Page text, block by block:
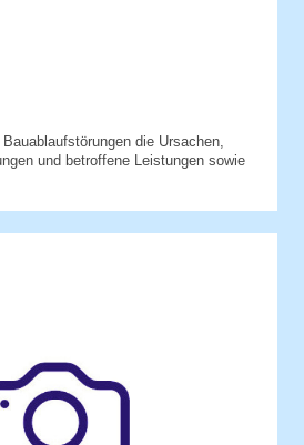
die Ursachen,
und betroffene Leistungen sowie